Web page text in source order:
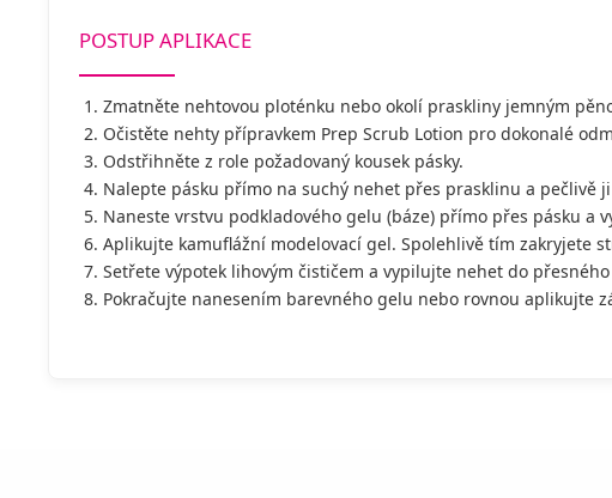
POSTUP APLIKACE
Zmatněte nehtovou ploténku nebo okolí praskliny jemným
Očistěte nehty přípravkem Prep Scrub Lotion pro dokonalé
Odstřihněte z role požadovaný kousek pásky.
Nalepte pásku přímo na suchý nehet přes prasklinu a pečlivě
Naneste vrstvu podkladového gelu (báze) přímo přes pásku a
Aplikujte kamuflážní modelovací gel. Spolehlivě tím zakryjete
Setřete výpotek lihovým čističem a vypilujte nehet do
Pokračujte nanesením barevného gelu nebo rovnou aplikujte